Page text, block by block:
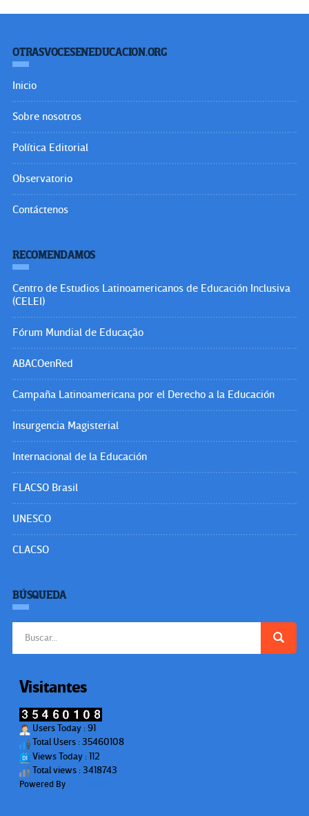
OTRASVOCESENEDUCACION.ORG
Inicio
Sobre nosotros
Política Editorial
Observatorio
Contáctenos
RECOMENDAMOS
Centro de Estudios Latinoamericanos de Educación Inclusiva
(CELEI)
Fórum Mundial de Educação
ABACOenRed
Campaña Latinoamericana por el Derecho a la Educación
Insurgencia Magisterial
Internacional de la Educación
FLACSO Brasil
UNESCO
CLACSO
BÚSQUEDA
Visitantes
Users Today : 91
Total Users : 35460108
Views Today : 112
Total views : 3418743
Powered By